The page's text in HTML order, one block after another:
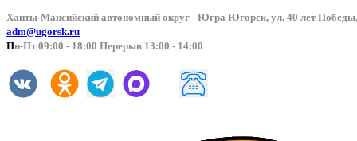
Ханты-Мансийский автономный округ - Югра Югорск, ул. 40 лет
adm@ugorsk.ru
Пн-Пт 09:00 - 18:00 Перерыв 13:00 - 14:00